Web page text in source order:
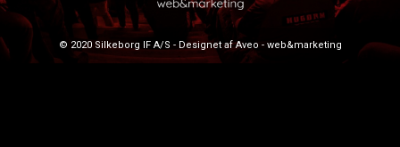
© 2020 Silkeborg IF A/S - Designet af Aveo - web&marketing